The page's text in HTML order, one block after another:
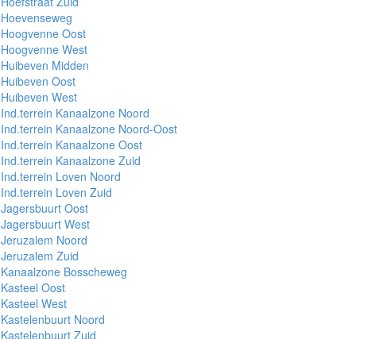
Hoevenseweg
Hoogvenne Oost
Hoogvenne West
Huibeven Midden
Huibeven Oost
Huibeven West
Ind.terrein Kanaalzone Noord
Ind.terrein Kanaalzone Noord-Oost
Ind.terrein Kanaalzone Oost
Ind.terrein Kanaalzone Zuid
Ind.terrein Loven Noord
Ind.terrein Loven Zuid
Jagersbuurt Oost
Jagersbuurt West
Jeruzalem Noord
Jeruzalem Zuid
Kanaalzone Bosscheweg
Kasteel Oost
Kasteel West
Kastelenbuurt Noord
Kastelenbuurt Zuid